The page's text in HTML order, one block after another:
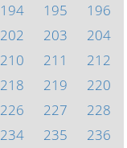
194 195
196
202 203
204
210 211
212
218 219
220
226 227
228
234 235
236